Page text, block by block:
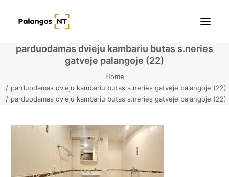
Butai
Žemės sklypai
Kontaktai
parduodamas dvieju kambariu butas s.neries
gatveje palangoje (22)
Home
parduodamas dvieju kambariu butas s.neries gatveje palangoje (22)
parduodamas dvieju kambariu butas s.neries gatveje palangoje (22)